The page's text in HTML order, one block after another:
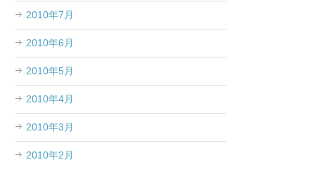
2010年7月
2010年6月
2010年5月
2010年4月
2010年3月
2010年2月